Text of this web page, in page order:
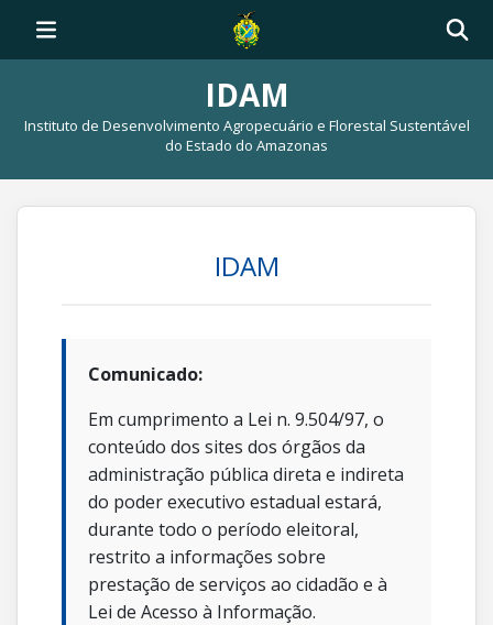
IDAM
Instituto de Desenvolvimento Agropecuário e Florestal Sustentável
do Estado do Amazonas
IDAM
Comunicado:
Em cumprimento a Lei n. 9.504/97, o
conteúdo dos sites dos órgãos da
administração pública direta e indireta
do poder executivo estadual estará,
durante todo o período eleitoral,
restrito a informações sobre
prestação de serviços ao cidadão e à
Lei de Acesso à Informação.